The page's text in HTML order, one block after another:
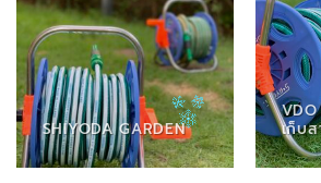
SHIYODA GARDEN
เก็บ